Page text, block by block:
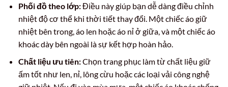
Phối đồ theo lớp:Điều này giúp bạn dễ dàng điều chỉnh
nhiệt độ cơ thể khi thời tiết thay đổi. Một chiếc áo giữ
nhiệt bên trong, áo len hoặc áo nỉ ở giữa, và một chiếc áo
khoác dày bên ngoài là sự kết hợp hoàn hảo.
Chất liệu ưu tiên:Chọn trang phục làm từ chất liệu giữ
ấm tốt như len, nỉ, lông cừu hoặc các loại vải công nghệ